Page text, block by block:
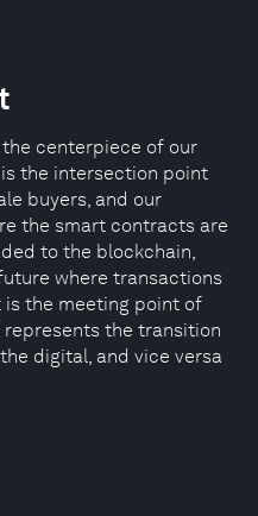
centerpiece of our
the intersection point
buyers, and our
the smart contracts are
to the blockchain,
where transactions
the meeting point of
represents the transition
digital, and vice versa